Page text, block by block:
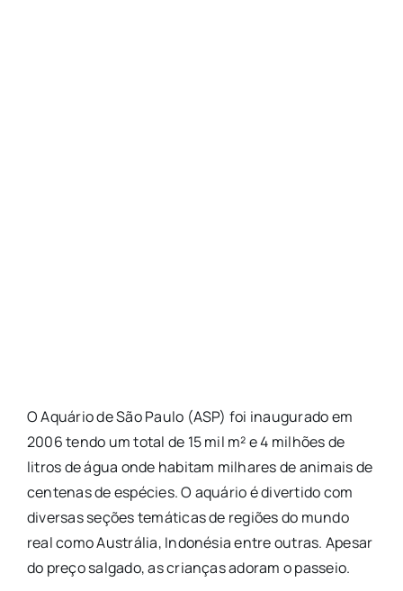
O Aquário de São Paulo (ASP) foi inaugurado em
2006 tendo um total de 15 mil m² e 4 milhões de
litros de água onde habitam milhares de animais de
centenas de espécies. O aquário é divertido com
diversas seções temáticas de regiões do mundo
real como Austrália, Indonésia entre outras. Apesar
do preço salgado, as crianças adoram o passeio.